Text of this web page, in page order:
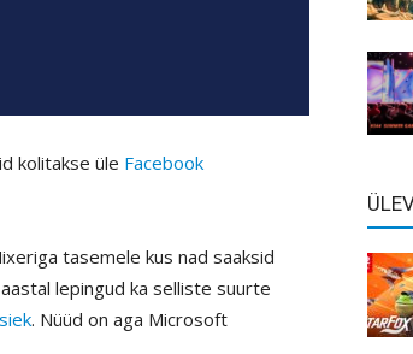
kolitakse üle Facebook
tasemele kus nad saaksid
lepingud ka selliste suurte
. Nüüd on aga Microsoft